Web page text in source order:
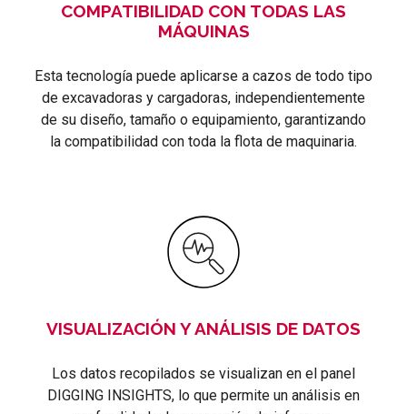
COMPATIBILIDAD CON TODAS LAS
MÁQUINAS
Esta tecnología puede aplicarse a cazos de todo tipo
de excavadoras y cargadoras, independientemente
de su diseño, tamaño o equipamiento, garantizando
la compatibilidad con toda la flota de maquinaria.
VISUALIZACIÓN Y ANÁLISIS DE DATOS
Los datos recopilados se visualizan en el panel
DIGGING INSIGHTS, lo que permite un análisis en